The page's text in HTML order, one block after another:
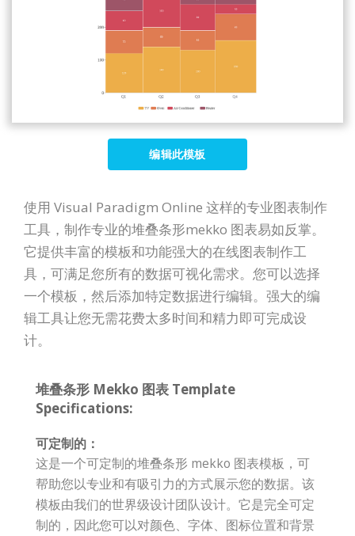
编辑此模板
使用 Visual Paradigm Online 这样的专业图表制作
工具，制作专业的堆叠条形mekko 图表易如反掌。
它提供丰富的模板和功能强大的在线图表制作工
具，可满足您所有的数据可视化需求。您可以选择
一个模板，然后添加特定数据进行编辑。强大的编
辑工具让您无需花费太多时间和精力即可完成设
计。
堆叠条形 Mekko 图表 Template
Specifications:
可定制的：
这是一个可定制的堆叠条形 mekko 图表模板，可
帮助您以专业和有吸引力的方式展示您的数据。该
模板由我们的世界级设计团队设计。它是完全可定
制的，因此您可以对颜色、字体、图标位置和背景